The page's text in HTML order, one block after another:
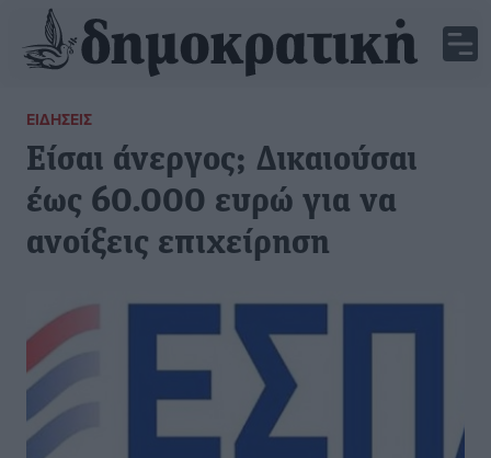
ΕΙΔΉΣΕΙΣ
Είσαι άνεργος; Δικαιούσαι
έως 60.000 ευρώ για να
ανοίξεις επιχείρηση